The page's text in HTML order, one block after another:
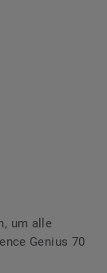
um alle
Genius 70